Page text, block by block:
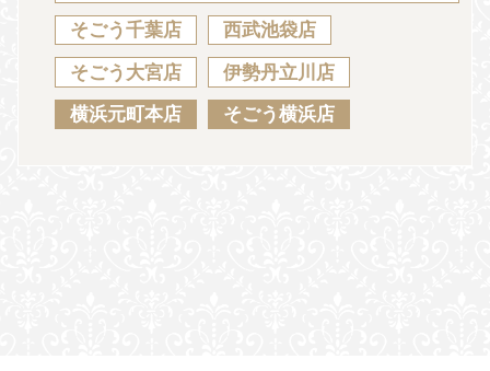
JA EN CH KO
そごう千葉店 西武池袋店
そごう大宮店 伊勢丹立川店
横浜元町本店 そごう横浜店